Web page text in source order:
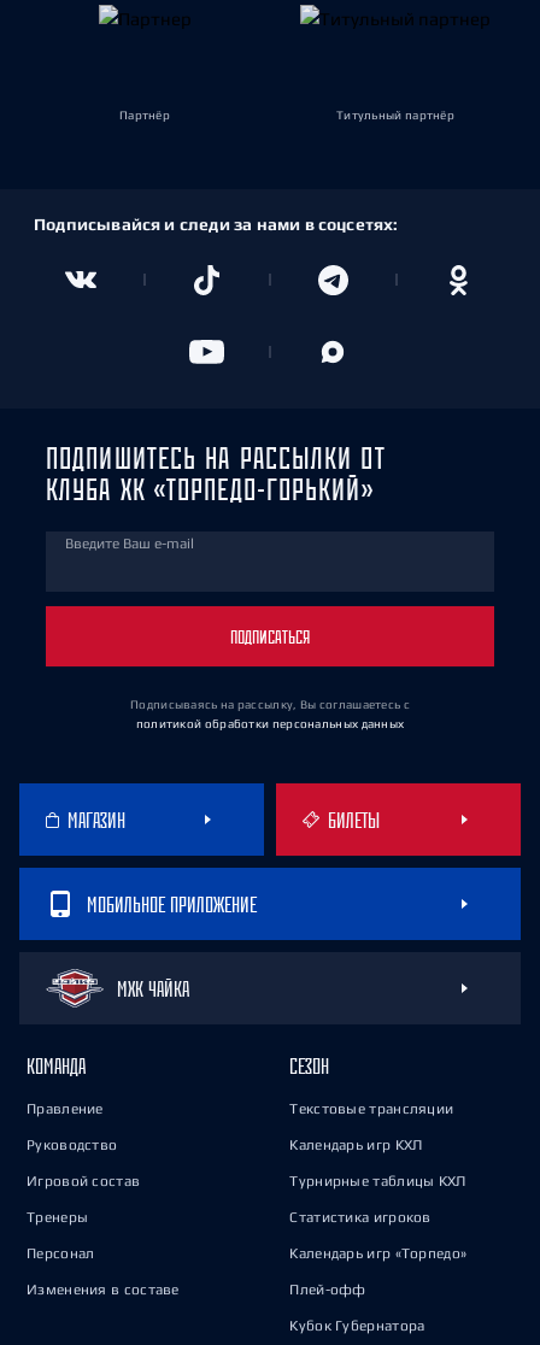
Партнёр Титульный партнёр
Подписывайся и следи за нами в соцсетях:
ПОДПИШИТЕСЬ НА РАССЫЛКИ ОТ
КЛУБА ХК «ТОРПЕДО-ГОРЬКИЙ»
Введите Ваш e-mail
ПОДПИСАТЬСЯ
Подписываясь на рассылку, Вы соглашаетесь с
политикой обработки персональных данных
МАГАЗИН БИЛЕТЫ
МОБИЛЬНОЕ ПРИЛОЖЕНИЕ
МХК ЧАЙКА
КОМАНДА
Правление
Руководство
Игровой состав
Тренеры
Персонал
Изменения в составе
СЕЗОН
Текстовые трансляции
Календарь игр КХЛ
Турнирные таблицы КХЛ
Статистика игроков
Календарь игр «Торпедо»
Плей-офф
Кубок Губернатора